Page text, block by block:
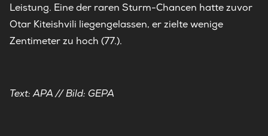
Leistung. Eine der raren Sturm-Chancen hatte zuvor
Otar Kiteishvili liegengelassen, er zielte wenige
Zentimeter zu hoch (77.).
Text: APA // Bild: GEPA